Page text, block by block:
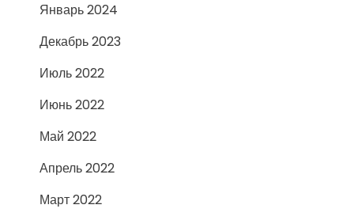
Январь 2024
Декабрь 2023
Июль 2022
Июнь 2022
Май 2022
Апрель 2022
Март 2022